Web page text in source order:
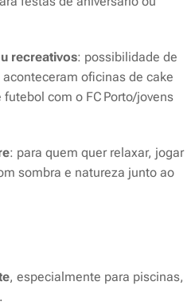
recreativos: possibilidade de
oficinas de cake
com o FC Porto/jovens
: para quem quer relaxar, jogar
sombra e natureza junto ao
, especialmente para piscinas,